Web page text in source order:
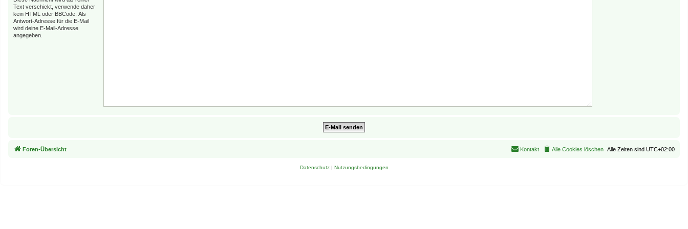
Text verschickt, verwende daher
kein HTML oder BBCode. Als
Antwort-Adresse für die E-Mail
wird deine E-Mail-Adresse
angegeben.
Foren-Übersicht Alle Zeiten sind UTC+02:00
Alle Cookies löschen
Kontakt
Datenschutz| Nutzungsbedingungen